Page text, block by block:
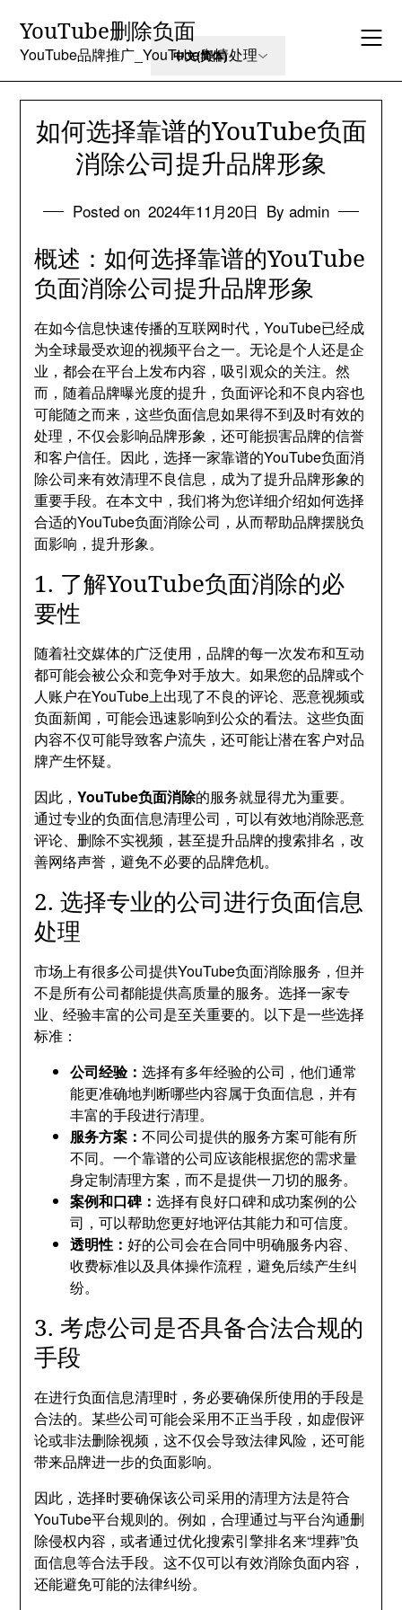
content
YouTube删除负面
YouTube品牌推广_YouTube舆情处理
如何选择靠谱的YouTube负面
消除公司提升品牌形象
Posted on 2024年11月20日 By admin
概述：如何选择靠谱的YouTube
负面消除公司提升品牌形象
在如今信息快速传播的互联网时代，YouTube已经成
为全球最受欢迎的视频平台之一。无论是个人还是企
业，都会在平台上发布内容，吸引观众的关注。然
而，随着品牌曝光度的提升，负面评论和不良内容也
可能随之而来，这些负面信息如果得不到及时有效的
处理，不仅会影响品牌形象，还可能损害品牌的信誉
和客户信任。因此，选择一家靠谱的YouTube负面消
除公司来有效清理不良信息，成为了提升品牌形象的
重要手段。在本文中，我们将为您详细介绍如何选择
合适的YouTube负面消除公司，从而帮助品牌摆脱负
面影响，提升形象。
1. 了解YouTube负面消除的必
要性
随着社交媒体的广泛使用，品牌的每一次发布和互动
都可能会被公众和竞争对手放大。如果您的品牌或个
人账户在YouTube上出现了不良的评论、恶意视频或
负面新闻，可能会迅速影响到公众的看法。这些负面
内容不仅可能导致客户流失，还可能让潜在客户对品
牌产生怀疑。
因此，YouTube负面消除的服务就显得尤为重要。
通过专业的负面信息清理公司，可以有效地消除恶意
评论、删除不实视频，甚至提升品牌的搜索排名，改
善网络声誉，避免不必要的品牌危机。
2. 选择专业的公司进行负面信息
处理
市场上有很多公司提供YouTube负面消除服务，但并
不是所有公司都能提供高质量的服务。选择一家专
业、经验丰富的公司是至关重要的。以下是一些选择
标准：
公司经验：选择有多年经验的公司，他们通常
能更准确地判断哪些内容属于负面信息，并有
丰富的手段进行清理。
服务方案：不同公司提供的服务方案可能有所
不同。一个靠谱的公司应该能根据您的需求量
身定制清理方案，而不是提供一刀切的服务。
案例和口碑：选择有良好口碑和成功案例的公
司，可以帮助您更好地评估其能力和可信度。
透明性：好的公司会在合同中明确服务内容、
收费标准以及具体操作流程，避免后续产生纠
纷。
3. 考虑公司是否具备合法合规的
手段
在进行负面信息清理时，务必要确保所使用的手段是
合法的。某些公司可能会采用不正当手段，如虚假评
论或非法删除视频，这不仅会导致法律风险，还可能
带来品牌进一步的负面影响。
因此，选择时要确保该公司采用的清理方法是符合
YouTube平台规则的。例如，合理通过与平台沟通删
除侵权内容，或者通过优化搜索引擎排名来“埋葬”负
面信息等合法手段。这不仅可以有效消除负面内容，
还能避免可能的法律纠纷。